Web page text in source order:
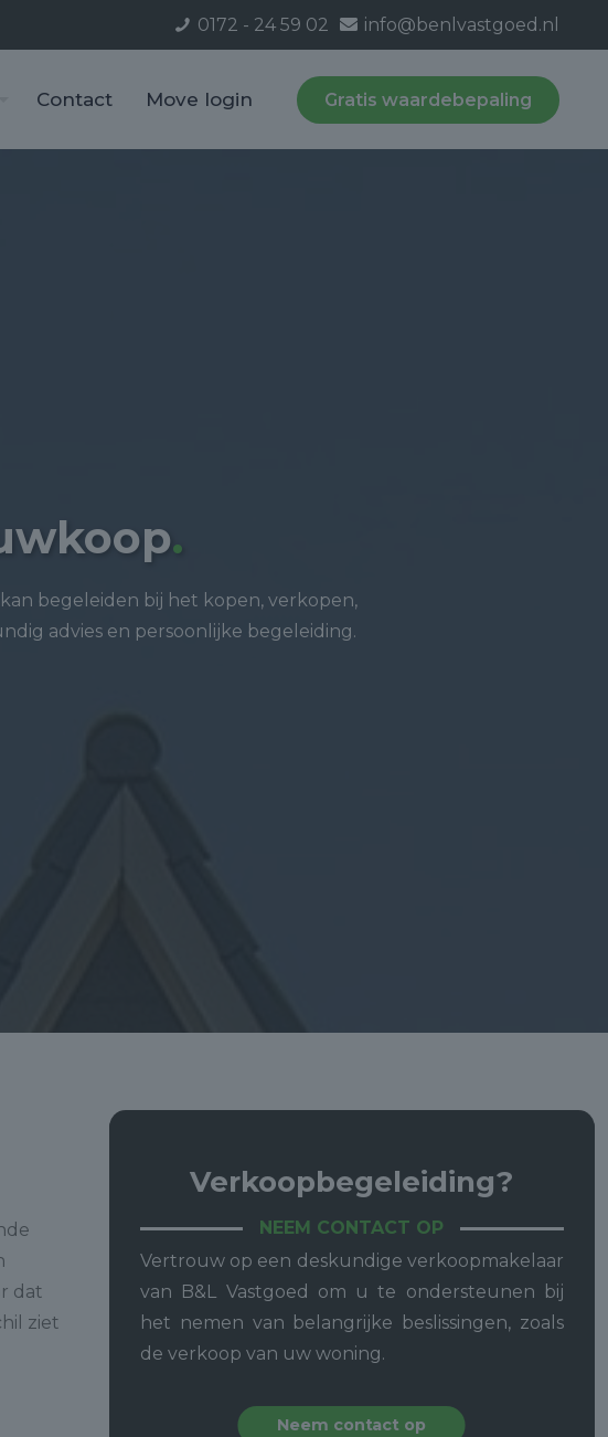
0172 - 24 59 02 info@benlvastgoed.nl
Contact Move login Gratis waardebepaling
.
begeleiden bij het kopen, verkopen,
advies en persoonlijke begeleiding.
dat
ziet
Verkoopbegeleiding?
NEEM CONTACT OP
Vertrouw op een deskundige verkoopmakelaar
van B&L Vastgoed om u te ondersteunen bij
het nemen van belangrijke beslissingen, zoals
de verkoop van uw woning.
Neem contact op